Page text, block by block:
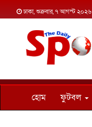
ঢাকা, শুক্রবার, ৭ আগস্ট ২০২৬
হোম ফুটবল